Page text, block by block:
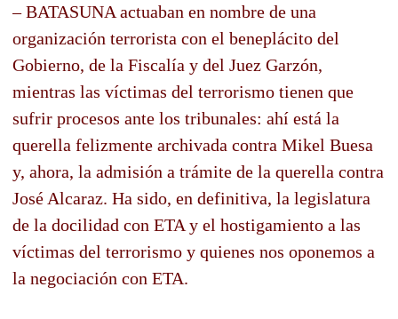
– BATASUNA actuaban en nombre de una
organización terrorista con el beneplácito del
Gobierno, de la Fiscalía y del Juez Garzón,
mientras las víctimas del terrorismo tienen que
sufrir procesos ante los tribunales: ahí está la
querella felizmente archivada contra Mikel Buesa
y, ahora, la admisión a trámite de la querella contra
José Alcaraz. Ha sido, en definitiva, la legislatura
de la docilidad con ETA y el hostigamiento a las
víctimas del terrorismo y quienes nos oponemos a
la negociación con ETA.